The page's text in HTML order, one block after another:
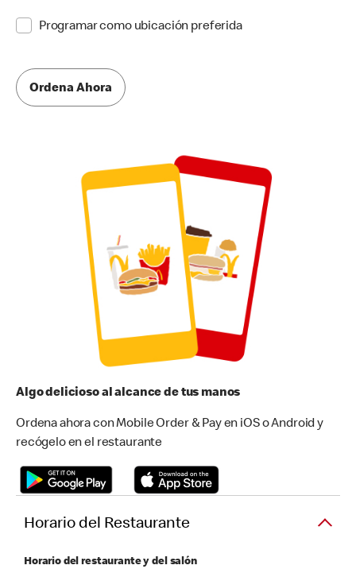
Programar como ubicación preferida
Ordena Ahora
Algo delicioso al alcance de tus manos
Ordena ahora con Mobile Order & Pay en iOS o Android y
recógelo en el restaurante
Horario del Restaurante
Horario del restaurante y del salón